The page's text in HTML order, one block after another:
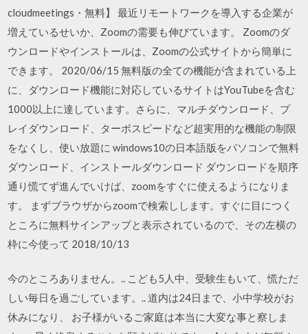
cloudmeetings・無料】 最近リモートワークを導入する企業が
増えているせいか、Zoomの需要も伸びています。 Zoomのダ
ウンロードやインストールは、Zoomの公式サイトから簡単に
できます。 2020/06/15 無料版の全ての機能が含まれている上
に、ダウンロード機能に対応しているサイトはYouTubeを含む
1000以上に達しています。さらに、マルチダウンロード、プ
レイダウンロード、ターボスピードなど超実用的な機能の制限
をなくし、使い放題に windows10の日本語版をパソコンで無料
ダウンロード、インストールダウンロード ダウンロードを順序
通り慌てず進んでいけば、zoomをすぐに使えるようになりま
す。 まずブラウザからzoomで検索しします。すぐに目につく
ところに無料サインアップと表示されているので、その左横の
枠に今使って 2018/10/13
今のところありません。.. こども5人中、受験生もいて、慌ただ
しい毎日を過ごしています。.. 道内は24日まで、小中学校がお
休みになり、 お子様がいるご家庭は本当に大変な事と察しま